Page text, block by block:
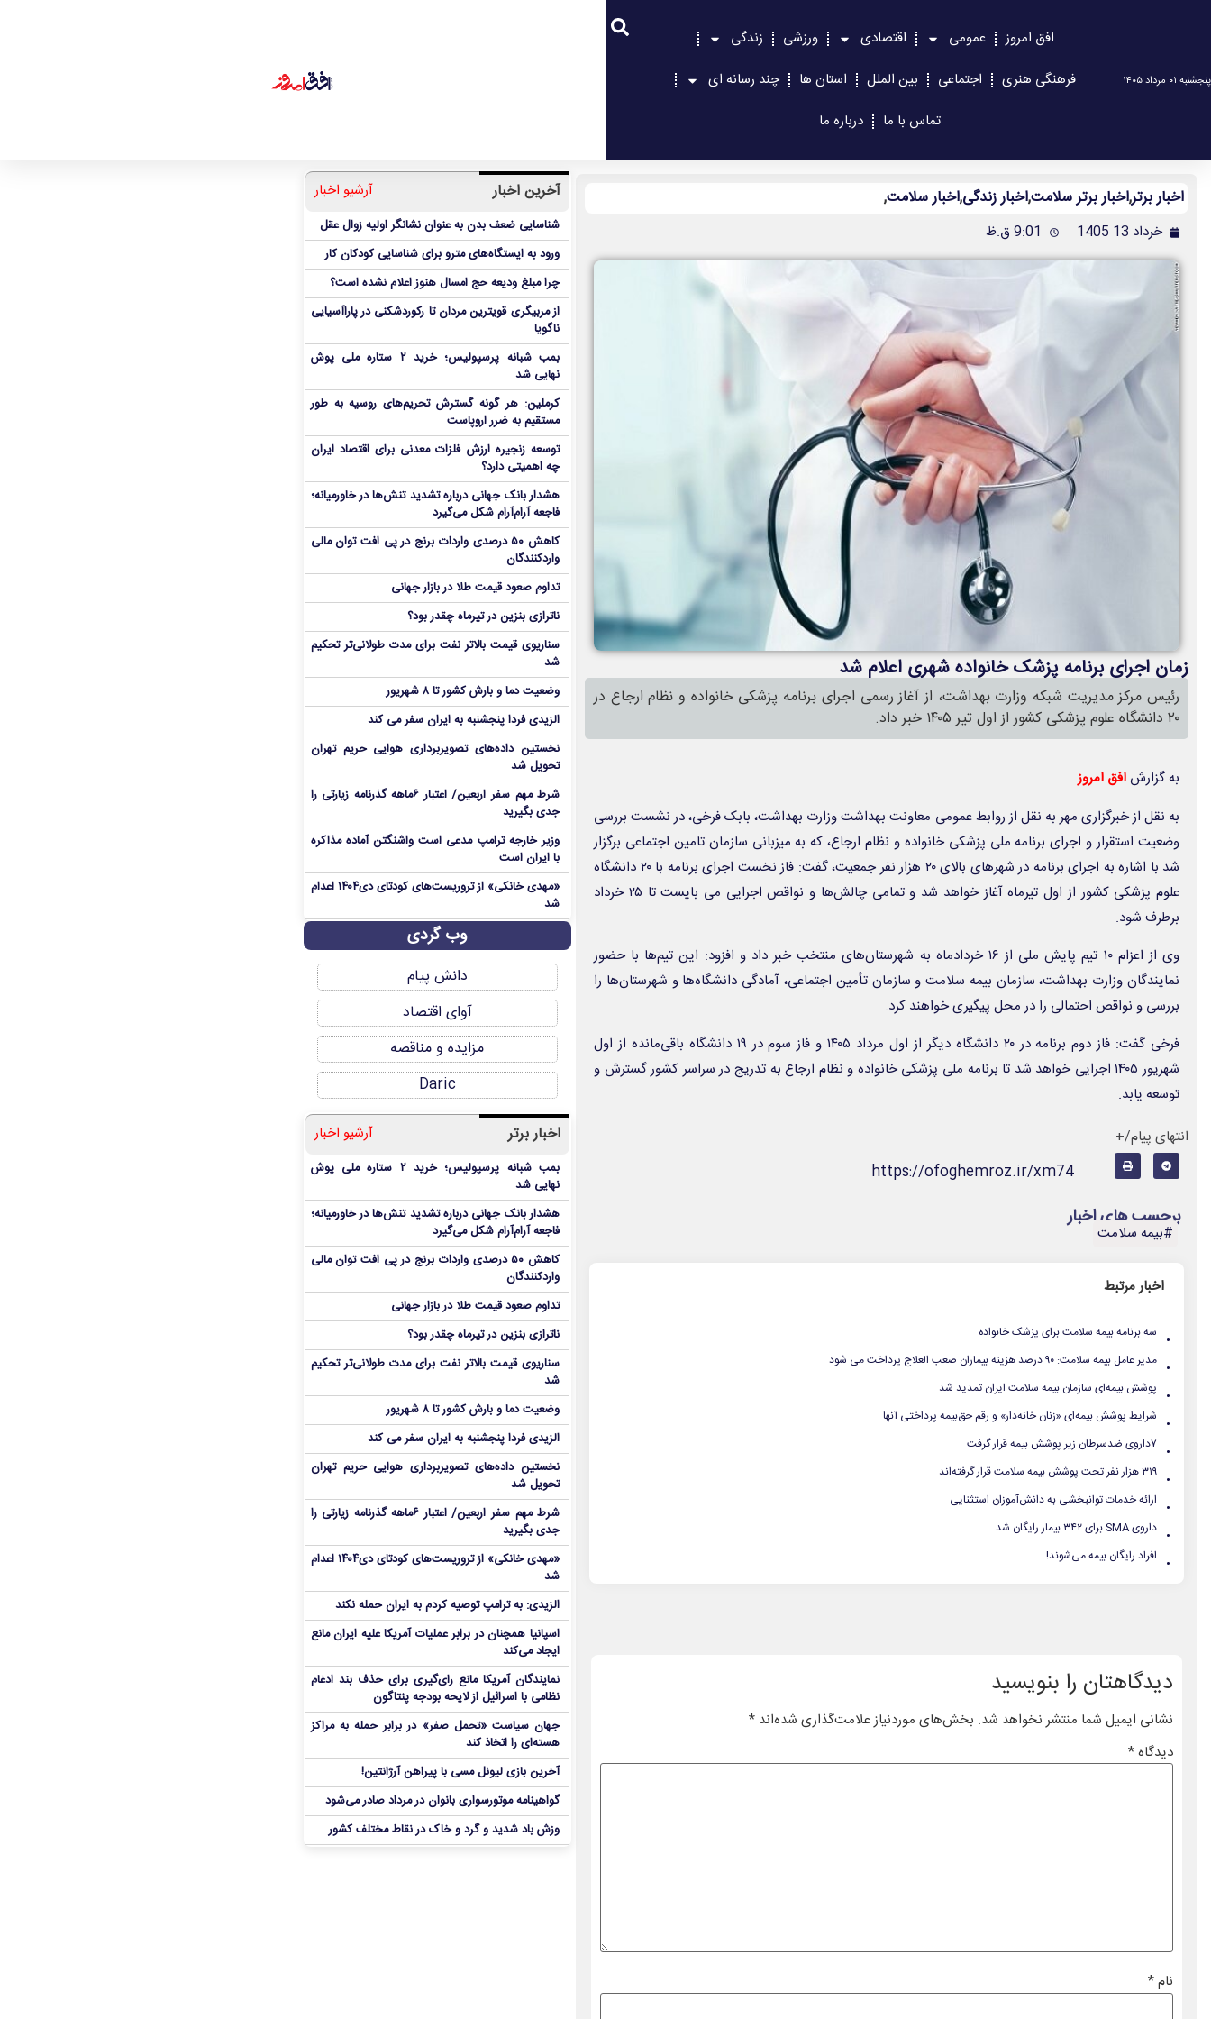
پنجشنبه ۰۱ مرداد ۱۴۰۵
افق امروز عمومی اقتصادی ورزشی
زندگی
فرهنگی هنری
اجتماعی بین الملل استان ها
چند رسانه ای
تماس با ما
درباره ما
اخبار برتر,اخبار برتر سلامت,اخبار زندگی,اخبار سلامت,
خرداد 13 1405 9:01 ق.ظ
زمان اجرای برنامه پزشک خانواده شهری اعلام شد
رئیس مرکز مدیریت شبکه وزارت بهداشت، از آغاز رسمی اجرای برنامه پزشکی خانواده و نظام ارجاع در
۲۰ دانشگاه علوم پزشکی کشور از اول تیر ۱۴۰۵ خبر داد.
به گزارش افق امروز
به نقل از خبرگزاری مهر به نقل از روابط عمومی معاونت بهداشت وزارت بهداشت، بابک فرخی، در نشست بررسی
وضعیت استقرار و اجرای برنامه ملی پزشکی خانواده و نظام ارجاع، که به میزبانی سازمان تامین اجتماعی برگزار
شد با اشاره به اجرای برنامه در شهرهای بالای ۲۰ هزار نفر جمعیت، گفت: فاز نخست اجرای برنامه با ۲۰ دانشگاه
علوم پزشکی کشور از اول تیرماه آغاز خواهد شد و تمامی چالش‌ها و نواقص اجرایی می بایست تا ۲۵ خرداد
برطرف شود.
وی از اعزام ۱۰ تیم پایش ملی از ۱۶ خردادماه به شهرستان‌های منتخب خبر داد و افزود: این تیم‌ها با حضور
نمایندگان وزارت بهداشت، سازمان بیمه سلامت و سازمان تأمین اجتماعی، آمادگی دانشگاه‌ها و شهرستان‌ها را
بررسی و نواقص احتمالی را در محل پیگیری خواهند کرد.
فرخی گفت: فاز دوم برنامه در ۲۰ دانشگاه دیگر از اول مرداد ۱۴۰۵ و فاز سوم در ۱۹ دانشگاه باقی‌مانده از اول
شهریور ۱۴۰۵ اجرایی خواهد شد تا برنامه ملی پزشکی خانواده و نظام ارجاع به تدریج در سراسر کشور گسترش و
توسعه یابد.
انتهای پیام/+
https://ofoghemroz.ir/xm74
برچسب های اخبار
#بیمه سلامت
اخبار مرتبط
. سه برنامه بیمه سلامت برای پزشک خانواده
. مدیر عامل بیمه سلامت: ۹۰ درصد هزینه بیماران صعب العلاج پرداخت می شود
. پوشش بیمه‌ای سازمان بیمه سلامت ایران تمدید شد
. شرایط پوشش بیمه‌ای «زنان خانه‌دار» و رقم حق‌بیمه پرداختی آنها
. ۷داروی ضدسرطان زیر پوشش بیمه قرار گرفت
. ۳۱۹ هزار نفر تحت پوشش بیمه سلامت قرار گرفته‌اند
. ارائه خدمات توانبخشی به دانش‌آموزان استثنایی
. داروی SMA برای ۳۴۲ بیمار رایگان شد
. افراد رایگان بیمه می‌شوند!
دیدگاهتان را بنویسید
نشانی ایمیل شما منتشر نخواهد شد. بخش‌های موردنیاز علامت‌گذاری شده‌اند*
دیدگاه*
نام*
آخرین اخبار آرشیو اخبار
شناسایی ضعف بدن به عنوان نشانگر اولیه زوال عقل
ورود به ایستگاه‌های مترو برای شناسایی کودکان کار
چرا مبلغ ودیعه حج امسال هنوز اعلام نشده است؟
از مربیگری قویترین مردان تا رکوردشکنی در پاراآسیایی
ناگویا
بمب شبانه پرسپولیس؛ خرید ۲ ستاره ملی پوش
نهایی شد
کرملین: هر گونه گسترش تحریم‌های روسیه به طور
مستقیم به ضرر اروپاست
توسعه زنجیره ارزش فلزات معدنی برای اقتصاد ایران
چه اهمیتی دارد؟
هشدار بانک جهانی درباره تشدید تنش‌ها در خاورمیانه؛
فاجعه آرام‌آرام شکل می‌گیرد
کاهش ۵۰ درصدی واردات برنج در پی افت توان مالی
واردکنندگان
تداوم صعود قیمت طلا در بازار جهانی
ناترازی بنزین در تیرماه چقدر بود؟
سناریوی قیمت بالاتر نفت برای مدت طولانی‌تر تحکیم
شد
وضعیت دما و بارش کشور تا ۸ شهریور
الزیدی فردا پنجشنبه به ایران سفر می کند
نخستین داده‌های تصویربرداری هوایی حریم تهران
تحویل شد
شرط مهم سفر اربعین/ اعتبار ۶ماهه گذرنامه زیارتی را
جدی بگیرید
وزیر خارجه ترامپ مدعی است واشنگتن آماده مذاکره
با ایران است
«مهدی خانکی» از تروریست‌های کودتای دی۱۴۰۴ اعدام
شد
وب گردی
دانش پیام
آوای اقتصاد
مزایده و مناقصه
Daric
اخبار برتر آرشیو اخبار
بمب شبانه پرسپولیس؛ خرید ۲ ستاره ملی پوش
نهایی شد
هشدار بانک جهانی درباره تشدید تنش‌ها در خاورمیانه؛
فاجعه آرام‌آرام شکل می‌گیرد
کاهش ۵۰ درصدی واردات برنج در پی افت توان مالی
واردکنندگان
تداوم صعود قیمت طلا در بازار جهانی
ناترازی بنزین در تیرماه چقدر بود؟
سناریوی قیمت بالاتر نفت برای مدت طولانی‌تر تحکیم
شد
وضعیت دما و بارش کشور تا ۸ شهریور
الزیدی فردا پنجشنبه به ایران سفر می کند
نخستین داده‌های تصویربرداری هوایی حریم تهران
تحویل شد
شرط مهم سفر اربعین/ اعتبار ۶ماهه گذرنامه زیارتی را
جدی بگیرید
«مهدی خانکی» از تروریست‌های کودتای دی۱۴۰۴ اعدام
شد
الزیدی: به ترامپ توصیه کردم به ایران حمله نکند
اسپانیا همچنان در برابر عملیات آمریکا علیه ایران مانع
ایجاد می‌کند
نمایندگان آمریکا مانع رای‌گیری برای حذف بند ادغام
نظامی با اسرائیل از لایحه بودجه پنتاگون
جهان سیاست «تحمل صفر» در برابر حمله به مراکز
هسته‌ای را اتخاذ کند
آخرین بازی لیونل مسی با پیراهن آرژانتین!
گواهینامه موتورسواری بانوان در مرداد صادر می‌شود
وزش باد شدید و گرد و خاک در نقاط مختلف کشور